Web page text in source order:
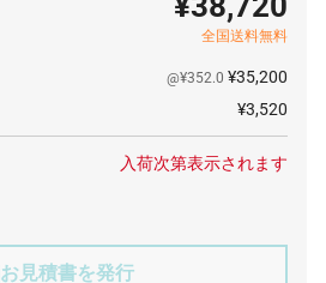
全国送料無料
@¥352.0 ¥35,200
¥3,520
入荷次第表示されます
お見積書を発行